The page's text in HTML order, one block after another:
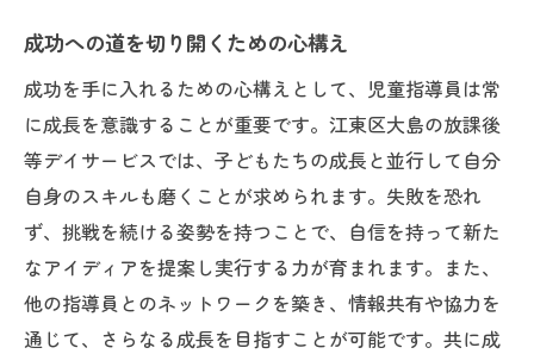
成功への道を切り開くための心構え
成功を手に入れるための心構えとして、児童指導員は常
に成長を意識することが重要です。江東区大島の放課後
等デイサービスでは、子どもたちの成長と並行して自分
自身のスキルも磨くことが求められます。失敗を恐れ
ず、挑戦を続ける姿勢を持つことで、自信を持って新た
なアイディアを提案し実行する力が育まれます。また、
他の指導員とのネットワークを築き、情報共有や協力を
通じて、さらなる成長を目指すことが可能です。共に成